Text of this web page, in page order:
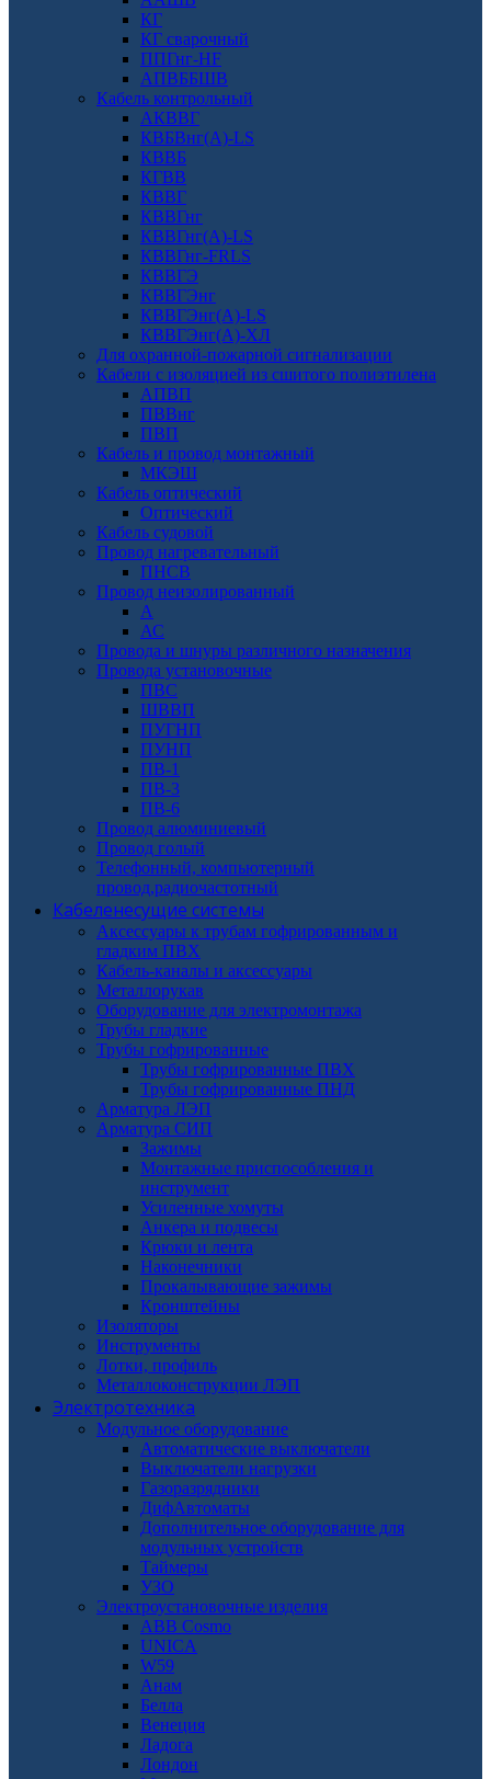
КГ
КГ сварочный
ППГнг-HF
АПВББШВ
Кабель контрольный
АКВВГ
КВБВнг(А)-LS
КВВБ
КГВВ
КВВГ
КВВГнг
КВВГнг(А)-LS
КВВГнг-FRLS
КВВГЭ
КВВГЭнг
КВВГЭнг(А)-LS
КВВГЭнг(А)-ХЛ
Для охранной-пожарной сигнализации
Кабели с изоляцией из сшитого полиэтилена
АПВП
ПВВнг
ПВП
Кабель и провод монтажный
МКЭШ
Кабель оптический
Оптический
Кабель судовой
Провод нагревательный
ПНСВ
Провод неизолированный
А
АС
Провода и шнуры различного назначения
Провода установочные
ПВС
ШВВП
ПУГНП
ПУНП
ПВ-1
ПВ-3
ПВ-6
Провод алюминиевый
Провод голый
Телефонный, компьютерный
провод,радиочастотный
Кабеленесущие системы
Аксессуары к трубам гофрированным и
гладким ПВХ
Кабель-каналы и аксессуары
Металлорукав
Оборудование для электромонтажа
Трубы гладкие
Трубы гофрированные
Трубы гофрированные ПВХ
Трубы гофрированные ПНД
Арматура ЛЭП
Арматура СИП
Зажимы
Монтажные приспособления и
инструмент
Усиленные хомуты
Анкера и подвесы
Крюки и лента
Наконечники
Прокалывающие зажимы
Кронштейны
Изоляторы
Инструменты
Лотки, профиль
Металлоконструкции ЛЭП
Электротехника
Модульное оборудование
Автоматические выключатели
Выключатели нагрузки
Газоразрядники
ДифАвтоматы
Дополнительное оборудование для
модульных устройств
Таймеры
УЗО
Электроустановочные изделия
ABB Cosmo
UNICA
W59
Анам
Белла
Венеция
Ладога
Лондон